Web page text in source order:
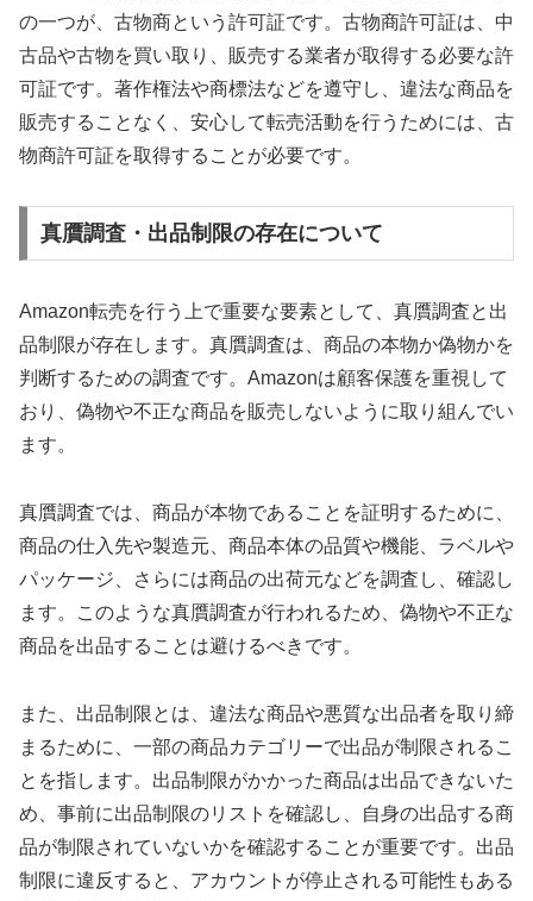
の一つが、古物商という許可証です。古物商許可証は、中
古品や古物を買い取り、販売する業者が取得する必要な許
可証です。著作権法や商標法などを遵守し、違法な商品を
販売することなく、安心して転売活動を行うためには、古
物商許可証を取得することが必要です。
真贋調査・出品制限の存在について
Amazon転売を行う上で重要な要素として、真贋調査と出
品制限が存在します。真贋調査は、商品の本物か偽物かを
判断するための調査です。Amazonは顧客保護を重視して
おり、偽物や不正な商品を販売しないように取り組んでい
ます。
真贋調査では、商品が本物であることを証明するために、
商品の仕入先や製造元、商品本体の品質や機能、ラベルや
パッケージ、さらには商品の出荷元などを調査し、確認し
ます。このような真贋調査が行われるため、偽物や不正な
商品を出品することは避けるべきです。
また、出品制限とは、違法な商品や悪質な出品者を取り締
まるために、一部の商品カテゴリーで出品が制限されるこ
とを指します。出品制限がかかった商品は出品できないた
め、事前に出品制限のリストを確認し、自身の出品する商
品が制限されていないかを確認することが重要です。出品
制限に違反すると、アカウントが停止される可能性もある